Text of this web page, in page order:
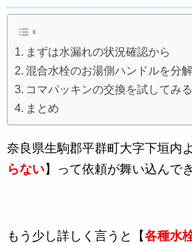
まずは水漏れの状況確認から
混合水栓のお湯側ハンドルを分解
コマパッキンの交換を試してみる
まとめ
奈良県生駒郡平群町大字下垣内
らない】って依頼が舞い込んで
もう少し詳しく言うと【各種水